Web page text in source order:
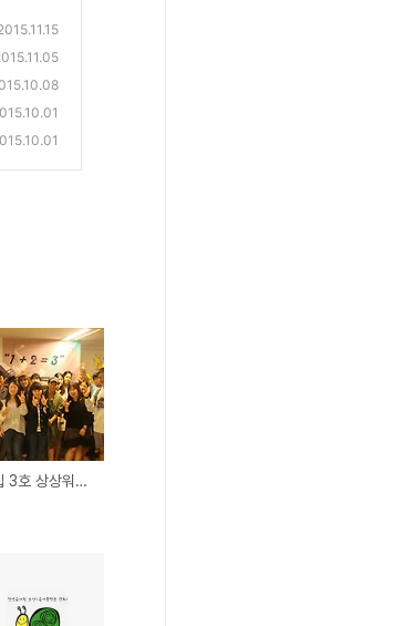
[후기] 달팽이집 3호 상상워크샵 "1+2=3, 해보니까 괜찮더라"